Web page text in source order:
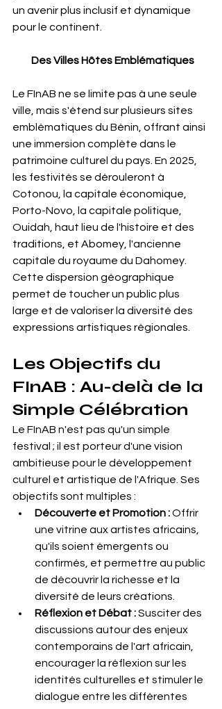
un avenir plus inclusif et dynamique
pour le continent.
         Des Villes Hôtes Emblématiques
Le FInAB ne se limite pas à une seule
ville, mais s'étend sur plusieurs sites
emblématiques du Bénin, offrant ainsi
une immersion complète dans le
patrimoine culturel du pays. En 2025,
les festivités se dérouleront à
Cotonou, la capitale économique,
Porto-Novo, la capitale politique,
Ouidah, haut lieu de l'histoire et des
traditions, et Abomey, l'ancienne
capitale du royaume du Dahomey.
Cette dispersion géographique
permet de toucher un public plus
large et de valoriser la diversité des
expressions artistiques régionales.
Les Objectifs du
FInAB : Au-delà de la
Simple Célébration
Le FInAB n'est pas qu'un simple
festival ; il est porteur d'une vision
ambitieuse pour le développement
culturel et artistique de l'Afrique. Ses
objectifs sont multiples :
Découverte et Promotion : Offrir
une vitrine aux artistes africains,
qu'ils soient émergents ou
confirmés, et permettre au public
de découvrir la richesse et la
diversité de leurs créations.
Réflexion et Débat : Susciter des
discussions autour des enjeux
contemporains de l'art africain,
encourager la réflexion sur les
identités culturelles et stimuler le
dialogue entre les différentes